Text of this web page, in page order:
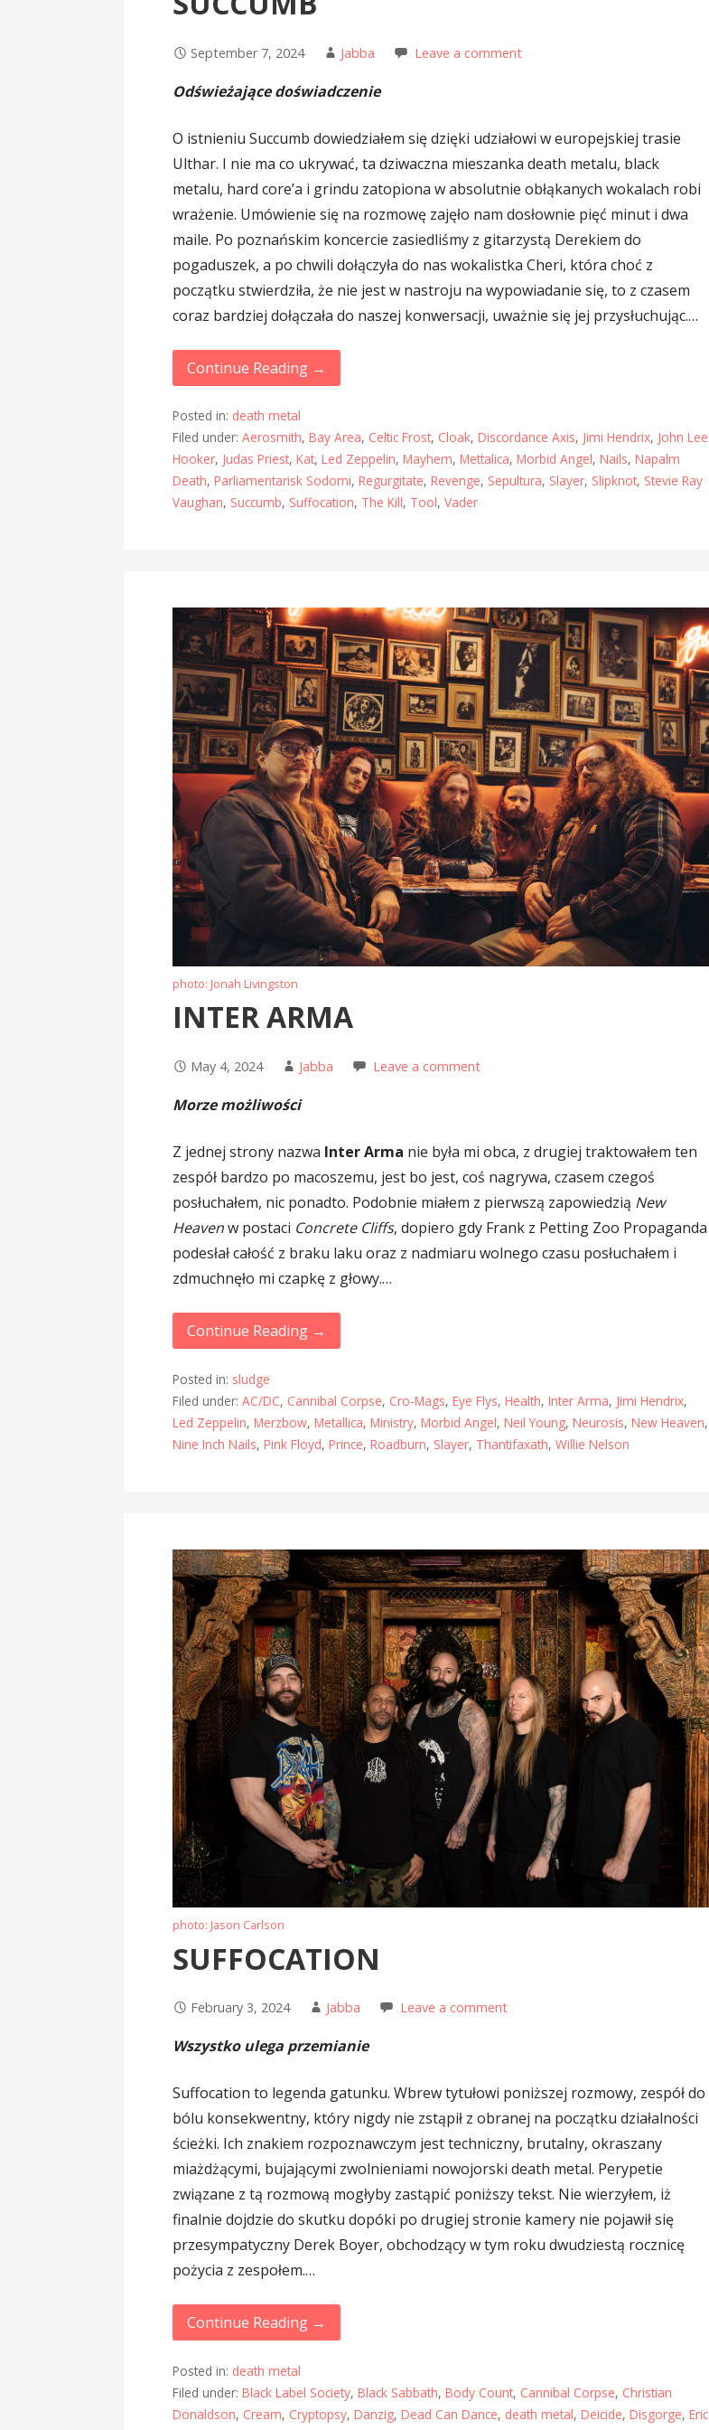
September 7, 2024 Jabba Leave a comment
Odświeżające doświadczenie
O istnieniu Succumb dowiedziałem się dzięki udziałowi w europejskiej trasie
Ulthar. I nie ma co ukrywać, ta dziwaczna mieszanka death metalu, black
metalu, hard core’a i grindu zatopiona w absolutnie obłąkanych wokalach robi
wrażenie. Umówienie się na rozmowę zajęło nam dosłownie pięć minut i dwa
maile. Po poznańskim koncercie zasiedliśmy z gitarzystą Derekiem do
pogaduszek, a po chwili dołączyła do nas wokalistka Cheri, która choć z
początku stwierdziła, że nie jest w nastroju na wypowiadanie się, to z czasem
coraz bardziej dołączała do naszej konwersacji, uważnie się jej przysłuchując.…
Continue Reading →
Posted in: death metal
Filed under:Aerosmith,Bay Area, Celtic Frost, Cloak,Discordance Axis, Jimi Hendrix, John Lee
Hooker, Judas Priest,Kat,Led Zeppelin,Mayhem,Mettalica,Morbid Angel,Nails,Napalm
Death,Parliamentarisk Sodomi,Regurgitate,Revenge, Sepultura, Slayer, Slipknot, Stevie Ray
Vaughan, Succumb, Suffocation, The Kill, Tool,Vader
photo: Jonah Livingston
INTER ARMA
May 4, 2024 Jabba Leave a comment
Morze możliwości
Z jednej strony nazwa Inter Arma nie była mi obca, z drugiej traktowałem ten
zespół bardzo po macoszemu, jest bo jest, coś nagrywa, czasem czegoś
posłuchałem, nic ponadto. Podobnie miałem z pierwszą zapowiedzią New
Heavenw postaci Concrete Cliffs, dopiero gdy Frank z Petting Zoo Propaganda
podesłał całość z braku laku oraz z nadmiaru wolnego czasu posłuchałem i
zdmuchnęło mi czapkę z głowy.…
Continue Reading →
Posted in: sludge
Filed under:AC/DC, Cannibal Corpse, Cro-Mags,Eye Flys,Health,Inter Arma, Jimi Hendrix,
Led Zeppelin,Merzbow,Metallica,Ministry,Morbid Angel,Neil Young,Neurosis,New Heaven,
Nine Inch Nails,Pink Floyd,Prince,Roadburn, Slayer, Thantifaxath,Willie Nelson
photo: Jason Carlson
SUFFOCATION
February 3, 2024 Jabba Leave a comment
Wszystko ulega przemianie
Suffocation to legenda gatunku. Wbrew tytułowi poniższej rozmowy, zespół do
bólu konsekwentny, który nigdy nie zstąpił z obranej na początku działalności
ścieżki. Ich znakiem rozpoznawczym jest techniczny, brutalny, okraszany
miażdżącymi, bujającymi zwolnieniami nowojorski death metal. Perypetie
związane z tą rozmową mogłyby zastąpić poniższy tekst. Nie wierzyłem, iż
finalnie dojdzie do skutku dopóki po drugiej stronie kamery nie pojawił się
przesympatyczny Derek Boyer, obchodzący w tym roku dwudziestą rocznicę
pożycia z zespołem.…
Continue Reading →
Posted in: death metal
Filed under:Black Label Society,Black Sabbath,Body Count, Cannibal Corpse, Christian
Donaldson, Cream, Cryptopsy,Danzig,Dead Can Dance, death metal,Deicide,Disgorge,Eric